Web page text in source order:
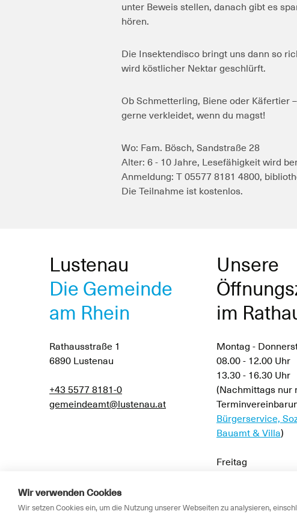
Wir verwenden Cookies
Wir setzen Cookies ein, um die Nutzung unserer Webseiten zu analysieren,
unter Beweis stellen, danach gibt es
hören.
Die Insektendisco bringt uns dann so
wird köstlicher Nektar geschlürft.
Ob Schmetterling, Biene oder Käfertier
gerne verkleidet, wenn du magst!
Wo: Fam. Bösch, Sandstraße 28
Alter: 6 - 10 Jahre, Lesefähigkeit wird
Anmeldung: T 05577 8181 4800,
Die Teilnahme ist kostenlos.
Lustenau
Die Gemeinde
am Rhein
Rathausstraße 1
6890 Lustenau
+43 5577 8181-0
gemeindeamt@lustenau.at
Unsere
im
Montag -
08.00 - 12.00 Uhr
13.30 - 16.30 Uhr
(Nachmittags nur
Bürgerservice,
Bauamt & Villa)
Freitag